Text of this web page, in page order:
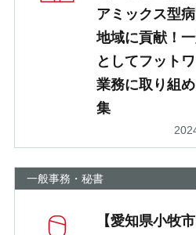
アミックス型
地域に貢献！
としてフット
業務に取り組
集
一般事務・秘書
【愛知県小牧